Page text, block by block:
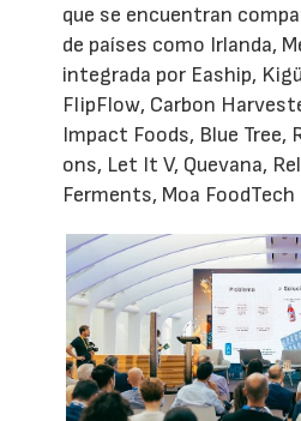
que se encuentran
de países como Irlanda,
integrada por Eaship,
FlipFlow, Carbon
Impact Foods, Blue Tree,
ons, Let It V, Quevana,
Ferments, Moa